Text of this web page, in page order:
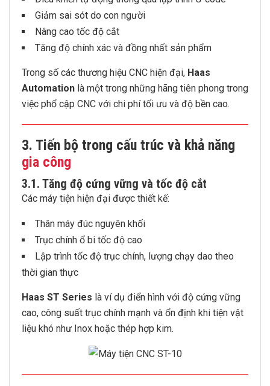
Giảm sai sót do con người
Nâng cao tốc độ cắt
Tăng độ chính xác và đồng nhất sản phẩm
Trong số các thương hiệu CNC hiện đại, Haas
Automation là một trong những hãng tiên phong trong
việc phổ cập CNC với chi phí tối ưu và độ bền cao.
3. Tiến bộ trong cấu trúc và khả năng
gia công
3.1. Tăng độ cứng vững và tốc độ cắt
Các máy tiện hiện đại được thiết kế:
Thân máy đúc nguyên khối
Trục chính ổ bi tốc độ cao
Lập trình tốc độ trục chính, lượng chạy dao theo
thời gian thực
Haas ST Series là ví dụ điển hình với độ cứng vững
cao, công suất trục chính mạnh và ổn định khi tiện vật
liệu khó như Inox hoặc thép hợp kim.